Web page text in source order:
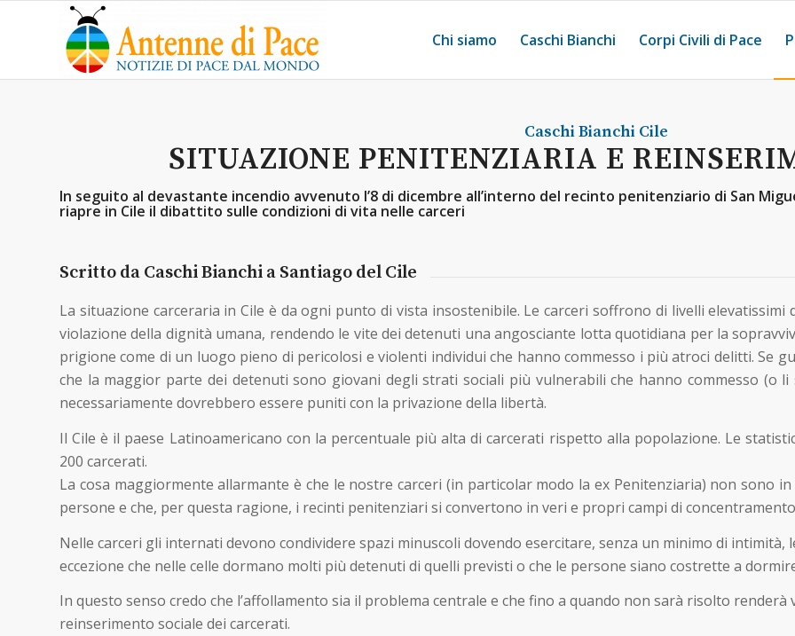
Chi siamo Caschi Bianchi Corpi Civili di Pace
Caschi Bianchi Cile
SITUAZIONE PENITENZIARIA E
In seguito al devastante incendio avvenuto l’8 di dicembre all’interno del recinto penitenziario di San
riapre in Cile il dibattito sulle condizioni di vita nelle carceri
Scritto da Caschi Bianchi a Santiago del Cile
La situazione carceraria in Cile è da ogni punto di vista insostenibile. Le carceri soffrono di livelli
violazione della dignità umana, rendendo le vite dei detenuti una angosciante lotta quotidiana per la
prigione come di un luogo pieno di pericolosi e violenti individui che hanno commesso i più atroci delitti. Se
che la maggior parte dei detenuti sono giovani degli strati sociali più vulnerabili che hanno commesso (o li
necessariamente dovrebbero essere puniti con la privazione della libertà.
Il Cile è il paese Latinoamericano con la percentuale più alta di carcerati rispetto alla popolazione. Le
200 carcerati.
La cosa maggiormente allarmante è che le nostre carceri (in particolar modo la ex Penitenziaria) non sono
persone e che, per questa ragione, i recinti penitenziari si convertono in veri e propri campi di
Nelle carceri gli internati devono condividere spazi minuscoli dovendo esercitare, senza un minimo di intimità,
eccezione che nelle celle dormano molti più detenuti di quelli previsti o che le persone siano costrette a
In questo senso credo che l’affollamento sia il problema centrale e che fino a quando non sarà risolto
reinserimento sociale dei carcerati.